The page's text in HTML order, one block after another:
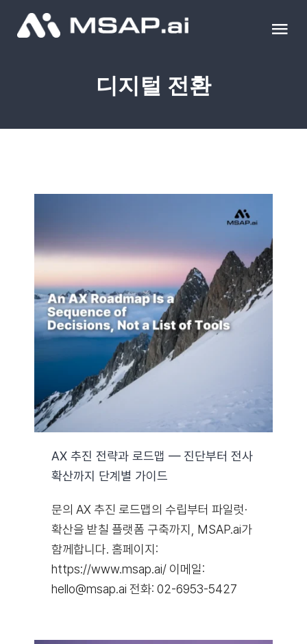
조달물품
이벤트 & 세미나
블로그
기술지원
Search
디지털 전환
AX 추진 전략과 로드맵 — 진단부터 전사
확산까지 단계별 가이드
문의 AX 추진 로드맵의 수립부터 파일럿·
확산을 받칠 플랫폼 구축까지, MSAP.ai가
함께합니다. 홈페이지:
https://www.msap.ai/ 이메일:
hello@msap.ai 전화: 02-6953-5427